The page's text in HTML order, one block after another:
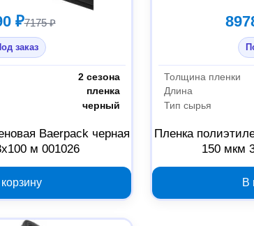
₽7175 ₽
заказ
2 сезона
пленка
черный
Baerpack черная
м 001026
Толщина пленки
Длина
Тип сырья
Пленка
150 мкм
В